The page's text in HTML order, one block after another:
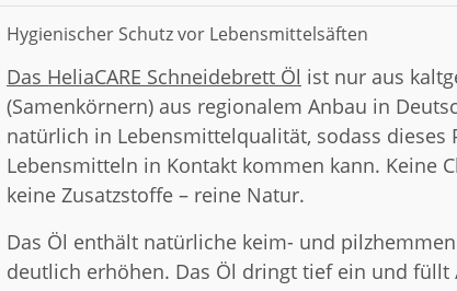
Hygienischer Schutz vor Lebensmittelsäften
Das HeliaCARE Schneidebrett Öl ist nur aus
(Samenkörnern) aus regionalem Anbau in
natürlich in Lebensmittelqualität, sodass
Lebensmitteln in Kontakt kommen kann. Keine
keine Zusatzstoffe – reine Natur.
Das Öl enthält natürliche keim- und
deutlich erhöhen. Das Öl dringt tief ein und